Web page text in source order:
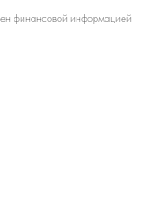
финансовой информацией